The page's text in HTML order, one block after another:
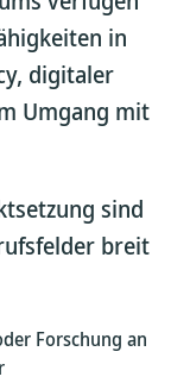
in
digitaler
Umgang mit
sind
breit
Forschung an